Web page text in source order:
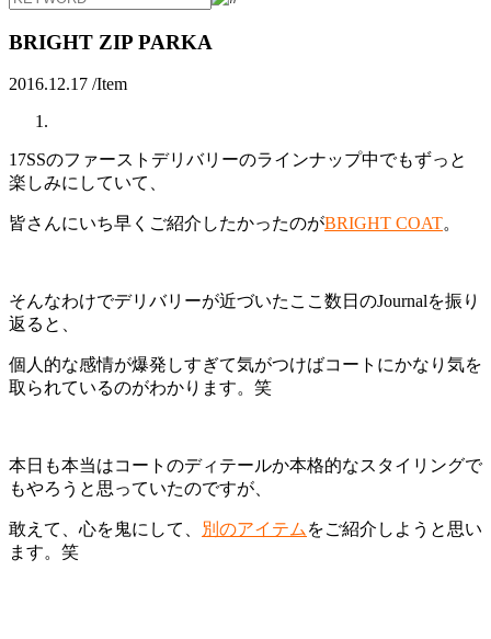
BRIGHT ZIP PARKA
2016.12.17 /Item
17SSのファーストデリバリーのラインナップ中でもずっと
楽しみにしていて、
皆さんにいち早くご紹介したかったのがBRIGHT COAT。
そんなわけでデリバリーが近づいたここ数日のJournalを振り
返ると、
個人的な感情が爆発しすぎて気がつけばコートにかなり気を
取られているのがわかります。笑
本日も本当はコートのディテールか本格的なスタイリングで
もやろうと思っていたのですが、
敢えて、心を鬼にして、 別のアイテム をご紹介しようと思い
ます。笑